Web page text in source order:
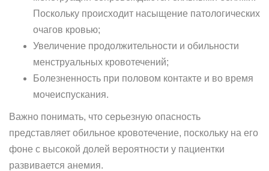
Поскольку происходит насыщение патологических
очагов кровью;
Увеличение продолжительности и обильности
менструальных кровотечений;
Болезненность при половом контакте и во время
мочеиспускания.
Важно понимать, что серьезную опасность
представляет обильное кровотечение, поскольку на его
фоне с высокой долей вероятности у пациентки
развивается анемия.